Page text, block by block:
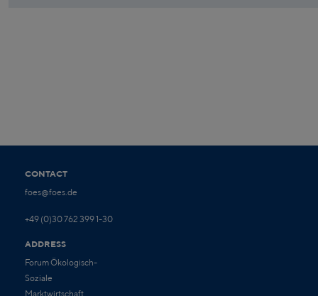
CONTACT
foes@foes.de
+49 (0)30 762 399 1-30
ADDRESS
Forum Ökologisch-
Soziale
Marktwirtschaft